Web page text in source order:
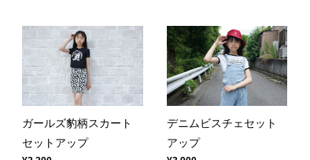
ガールズ豹柄スカート
セットアップ
デニムビスチェセット
アップ